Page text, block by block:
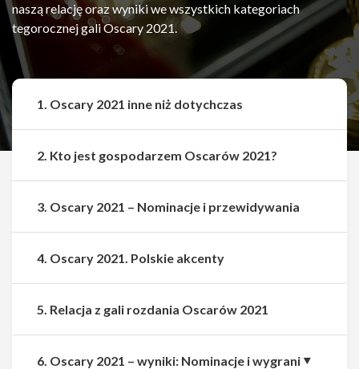
naszą relację oraz wyniki we wszystkich kategoriach
tegorocznej gali Oscary 2021.
1. Oscary 2021 inne niż dotychczas
2. Kto jest gospodarzem Oscarów 2021?
3. Oscary 2021 – Nominacje i przewidywania
4. Oscary 2021. Polskie akcenty
5. Relacja z gali rozdania Oscarów 2021
6. Oscary 2021 – wyniki: Nominacje i wygrani